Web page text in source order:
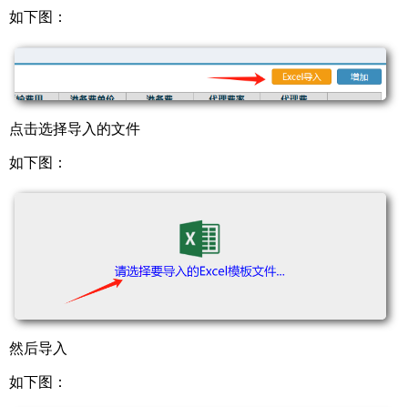
如下图：
点击选择导入的文件
如下图：
然后导入
如下图：